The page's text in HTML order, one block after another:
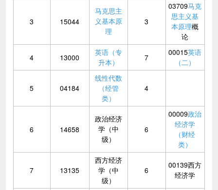
3 15044
马克思主
义基本原
理
3
03709马克
思主义基
本原理概
论
4 13000
英语（专
升本）
7
00015英语
（二）
5 04184
线性代数
（经管
类）
4
6 14658
政治经济
学（中
级）
6
00009政治
经济学
（财经
类）
7 13135
西方经济
学（中
级）
6
00139西方
经济学